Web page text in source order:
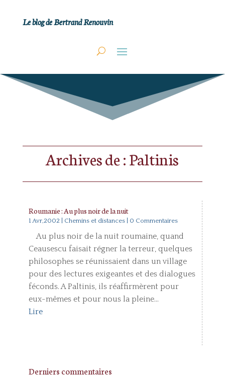
Le blog de Bertrand Renouvin
Archives de : Paltinis
Roumanie : Au plus noir de la nuit
1 Avr,2002 Chemins et distances| 0 Commentaires
Au plus noir de la nuit roumaine, quand
Ceausescu faisait régner la terreur, quelques
philosophes se réunissaient dans un village
pour des lectures exigeantes et des dialogues
féconds. A Paltinis, ils réaffirmèrent pour
eux-mêmes et pour nous la pleine...
Lire
Derniers commentaires